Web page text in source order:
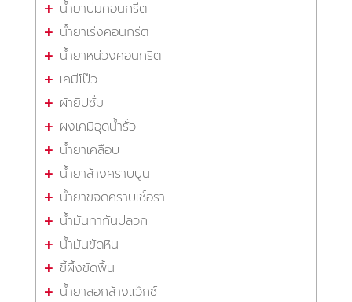
น้ำยาบ่มคอนกรีต
น้ำยาเร่งคอนกรีต
น้ำยาหน่วงคอนกรีต
เคมีโป๊ว
ผ้ายิปซั่ม
ผงเคมีอุดน้ำรั่ว
น้ำยาเคลือบ
น้ำยาล้างคราบปูน
น้ำยาขจัดคราบเชื้อรา
น้ำมันทากันปลวก
น้ำมันขัดหิน
ขี้ผึ้งขัดพื้น
น้ำยาลอกล้างแว็กซ์